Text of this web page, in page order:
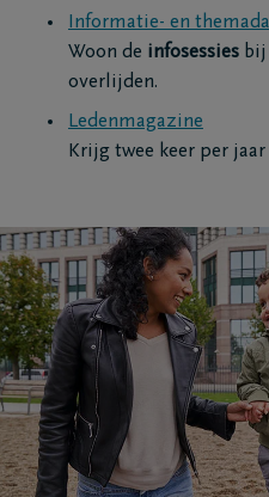
Informatie- en
Woon de infosessies bij
overlijden.
Ledenmagazine
Krijg twee keer per jaar